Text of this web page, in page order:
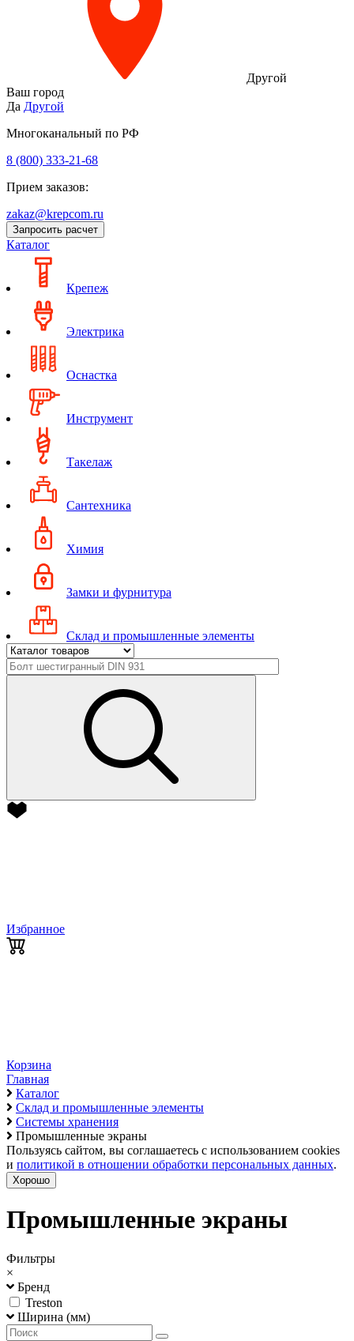
Другой
Ваш город
Да Другой
Многоканальный по РФ
8 (800) 333‑21-68
Прием заказов:
zakaz@krepcom.ru
Запросить расчет
Каталог
Крепеж
Электрика
Оснастка
Инструмент
Такелаж
Сантехника
Химия
Замки и фурнитура
Склад и промышленные элементы
Избранное
Корзина
Главная
Каталог
Склад и промышленные элементы
Системы хранения
Промышленные экраны
Пользуясь сайтом, вы соглашаетесь с использованием cookies
и политикой в отношении обработки персональных данных.
Хорошо
Промышленные экраны
Фильтры
×
Бренд
Treston
Ширина (мм)